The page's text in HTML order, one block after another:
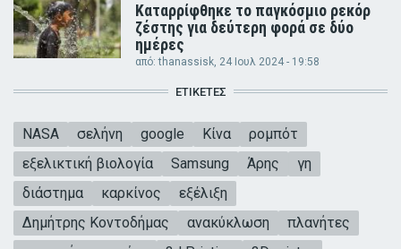
Καταρρίφθηκε το παγκόσμιο ρεκόρ
ζέστης για δεύτερη φορά σε δύο
ημέρες
από:thanassisk , 24 Ιουλ 2024 - 19:58
ΕΤΙΚΈΤΕΣ
NASA σελήνη google Κίνα
ρομπότ
εξελικτική βιολογία
Samsung Άρης
γη
διάστημα
καρκίνος
εξέλιξη
Δημήτρης Κοντοδήμας
ανακύκλωση
πλανήτες